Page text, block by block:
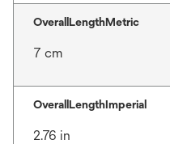
OverallLengthMetric
7 cm
OverallLengthImperial
2.76 in